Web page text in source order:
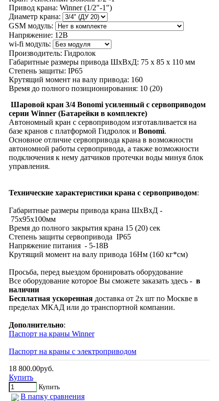
Привод крана: Winner (1/2"-1")
Диаметр крана:
GSM модуль:
Напряжение: 12В
wi-fi модуль:
Производитель: Гидролок
Габаритные размеры привода ШхВхД: 75 х 85 х 110 мм
Степень защиты: IP65
Крутящий момент на валу привода: 160
Время до полного позиционирования: 10 (20)
Шаровой кран 3/4 Bonomi усиленный с сервоприводом
серии Winner (Батарейки в комплекте)
Автономный кран с сервоприводом изготавливается на
базе кранов с платформой Гидролок и Bonomi.
Основное отличие сервопривода крана в возможности
автономной работы сервопривода, а также возможности
подключения к нему датчиков протечки воды минуя блок
управления.
Технические характеристики крана с сервоприводом:
Габаритные размеры привода крана ШхВхД -
75х95х100мм
Время до полного закрытия крана 15 (20) сек
Степень защиты сервопривода IP65
Напряжение питания - 5-18В
Крутящий момент на валу привода 16Нм (160 кг*см)
Просьба, перед выездом бронировать оборудование
Все оборудование которое Вы сможете заказать здесь - в
наличии
Бесплатная ускоренная доставка от 2х шт по Москве в
пределах МКАД или до транспортной компании.
Дополнительно:
Паспорт на краны Winner
Паспорт на краны с электроприводом
18 800.00руб.
Купить
Купить
В папку сравнения